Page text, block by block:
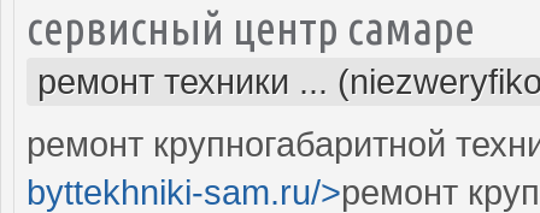
сервисный центр самаре
ремонт техники ...
ремонт крупногабаритной
byttekhniki-sam.ru/>ремонт